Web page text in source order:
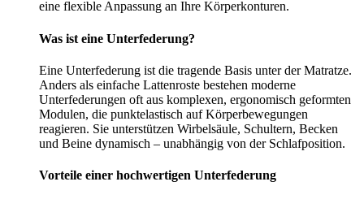
eine flexible Anpassung an Ihre Körperkonturen.
Was ist eine Unterfederung?
Eine Unterfederung ist die tragende Basis unter der Matratze.
Anders als einfache Lattenroste bestehen moderne
Unterfederungen oft aus komplexen, ergonomisch geformten
Modulen, die punktelastisch auf Körperbewegungen
reagieren. Sie unterstützen Wirbelsäule, Schultern, Becken
und Beine dynamisch – unabhängig von der Schlafposition.
Vorteile einer hochwertigen Unterfederung